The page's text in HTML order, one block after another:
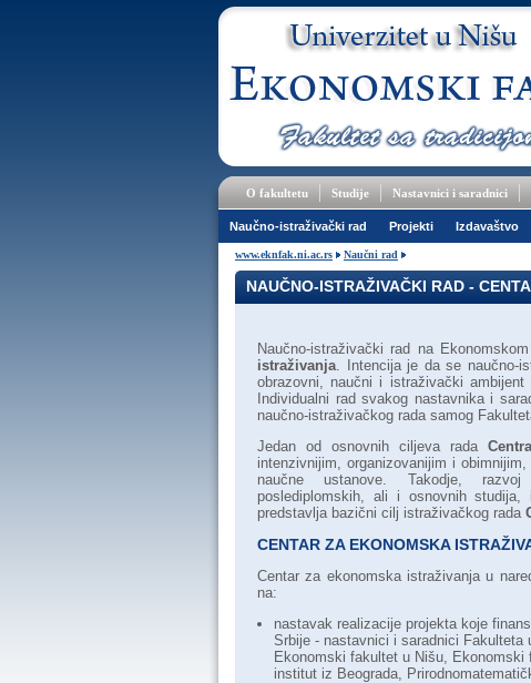
O fakultetu Studije Nastavnici i saradnici
Naučno-istraživački rad Projekti Izdavaštvo
www.eknfak.ni.ac.rs Naučni rad
NAUČNO-ISTRAŽIVAČKI RAD -
Naučno-istraživački rad na
istraživanja. Intencija je da se naučno-
obrazovni, naučni i istraživački
Individualni rad svakog nastavnika i
naučno-istraživačkog rada samog
Jedan od osnovnih ciljeva rada Centra
intenzivnijim, organizovanijim i
naučne ustanove. Takodje, razvoj
poslediplomskih, ali i osnovnih
predstavlja bazični cilj istraživačkog rada
CENTAR ZA EKONOMSKA
Centar za ekonomska istraživanja u
na:
nastavak realizacije projekta koje
Srbije - nastavnici i saradnici
Ekonomski fakultet u Nišu,
institut iz Beograda,